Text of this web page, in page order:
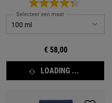
Selecteer een maat
€ 58,00
LOADING ...